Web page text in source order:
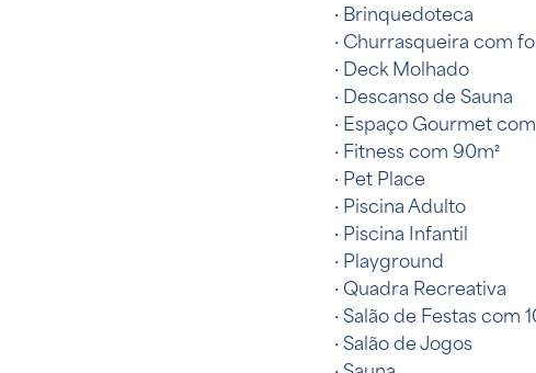
· Brinquedoteca
· Churrasqueira com
· Deck Molhado
· Descanso de Sauna
· Espaço Gourmet
· Fitness com 90m²
· Pet Place
· Piscina Adulto
· Piscina Infantil
· Playground
· Quadra Recreativa
· Salão de Festas com
· Salão de Jogos